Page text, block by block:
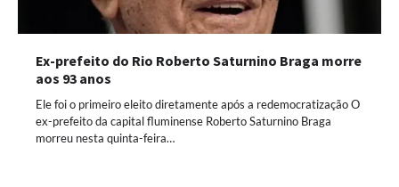
Ex-prefeito do Rio Roberto Saturnino Braga morre
aos 93 anos
Ele foi o primeiro eleito diretamente após a redemocratização O
ex-prefeito da capital fluminense Roberto Saturnino Braga
morreu nesta quinta-feira…